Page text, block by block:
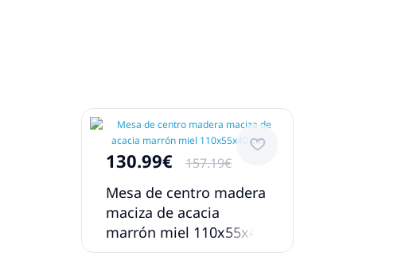
130.99€ 157.19€
Mesa de centro madera
maciza de acacia
marrón miel 110x55x40
cm